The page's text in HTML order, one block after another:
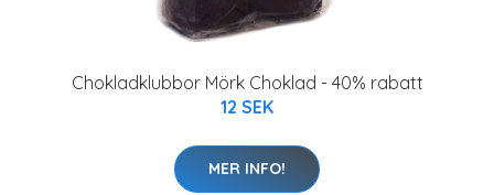
Chokladklubbor Mörk Choklad - 40% rabatt
12 SEK
MER INFO!